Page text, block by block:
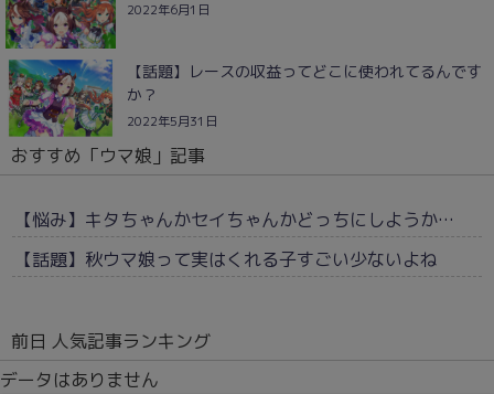
2022年6月1日
【話題】レースの収益ってどこに使われてるんです
か？
2022年5月31日
おすすめ「ウマ娘」記事
【悩み】キタちゃんかセイちゃんかどっちにしようか…
【話題】秋ウマ娘って実はくれる子すごい少ないよね
前日 人気記事ランキング
データはありません